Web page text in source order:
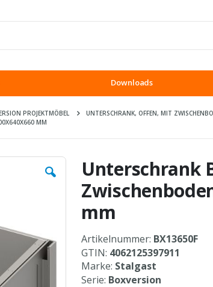
Downloads
PROJEKTMÖBEL
UNTERSCHRANK, OFFEN, MIT
MM
Unterschrank
mm
Artikelnummer: BX13650F
GTIN: 4062125397911
Marke: Stalgast
Serie: Boxversion